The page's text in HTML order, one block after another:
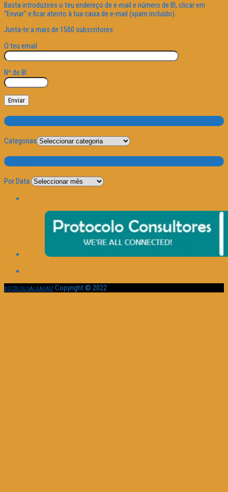
Basta introduzires o teu endereço de e-mail e número de BI, clicar em
"Enviar" e ficar atento à tua caixa de e-mail (spam incluído).
Junta-te a mais de 1500 subscritores.
O teu email
Nº de BI
Categorias
Categorias
Por Data
Por Data
DOCES OU SALGADAS? Copyright © 2022